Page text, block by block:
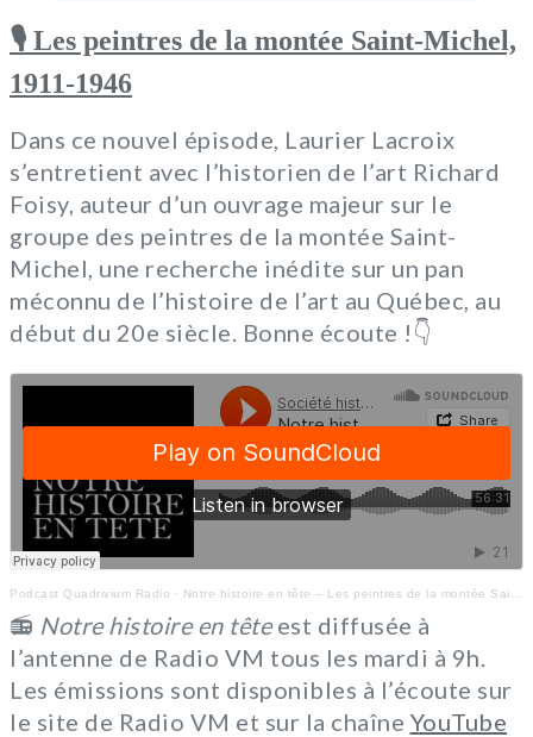
🎙 Les peintres de la montée Saint-Michel,
1911-1946
Dans ce nouvel épisode, Laurier Lacroix
s’entretient avec l’historien de l’art Richard
Foisy, auteur d’un ouvrage majeur sur le
groupe des peintres de la montée Saint-
Michel, une recherche inédite sur un pan
méconnu de l’histoire de l’art au Québec, au
début du 20e siècle. Bonne écoute !👇
Podcast Quadrivium Radio · Notre histoire en tête – Les peintres de la montée Saint-Michel (1911-1946)
📻 Notre histoire en têteest diffusée à
l’antenne de Radio VM tous les mardi à 9h.
Les émissions sont disponibles à l’écoute sur
le site de Radio VM et sur la chaîne YouTube